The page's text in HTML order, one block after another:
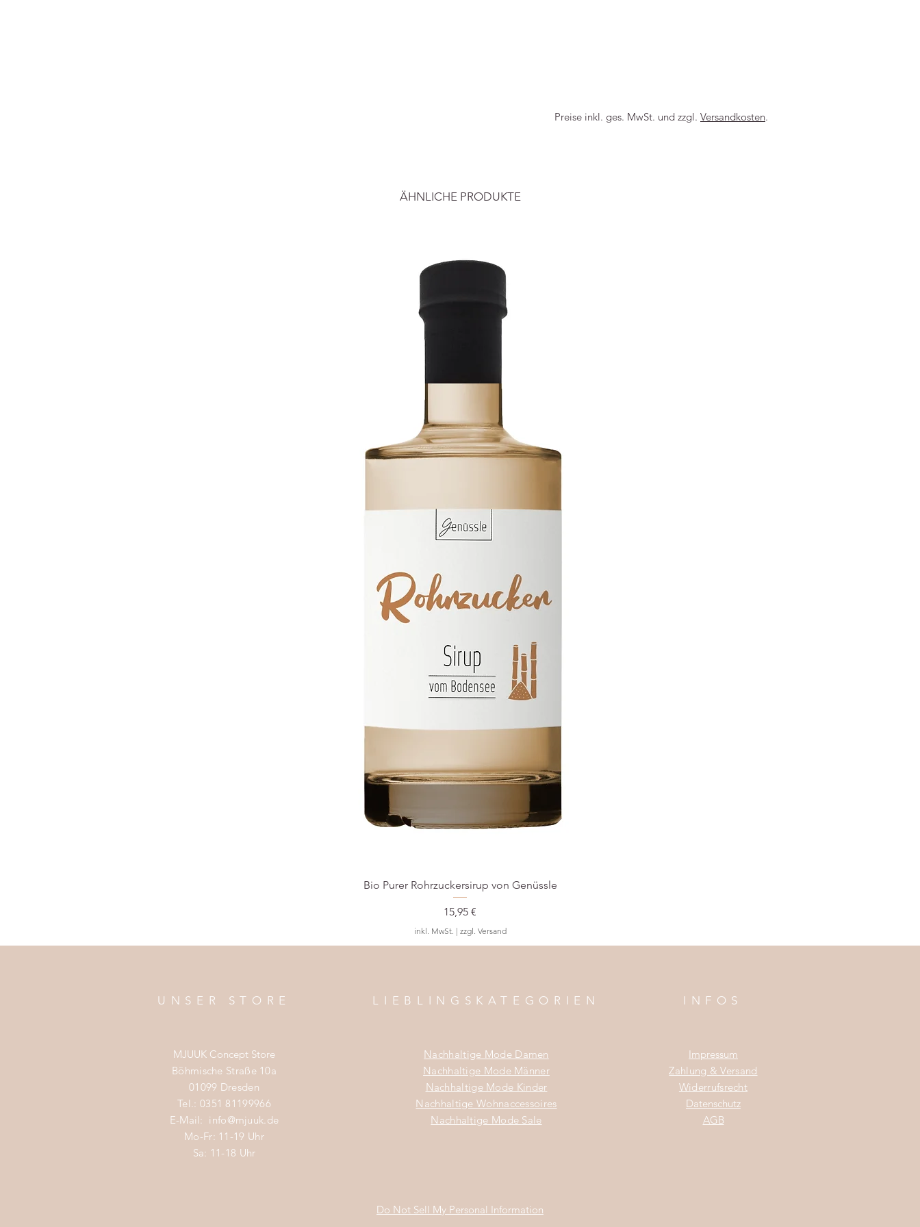
Preise inkl. ges. MwSt. und zzgl. Versandkosten.
ÄHNLICHE PRODUKTE
Bio Purer Rohrzuckersirup von Genüssle
Preis
15,95 €
inkl. MwSt. | zzgl. Versand
UNSER STORE
MJUUK Concept Store
Böhmische Straße 10a
01099 Dresden
Tel.: 0351 81199966
E-Mail: info@mjuuk.de
Mo-Fr: 11-19 Uhr
Sa: 11-18 Uhr
LIEBLINGSKATEGORIEN
Nachhaltige Mode Damen
Nachhaltige Mode Männer
Nachhaltige Mode Kinder
Nachhaltige Wohnaccessoires
Nachhaltige Mode Sale
INFOS
Impressum
Zahlung & Versand
Widerrufsrecht
Datenschutz
AGB
Do Not Sell My Personal Information